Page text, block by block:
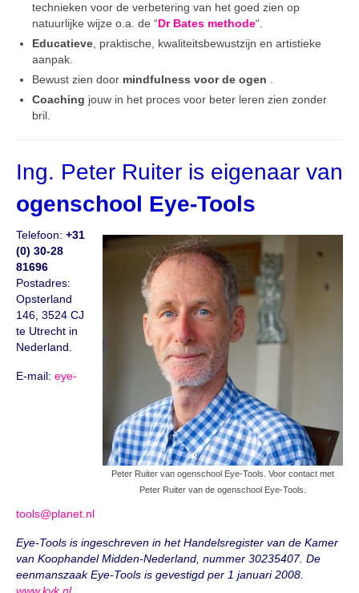
technieken voor de verbetering van het goed zien op
natuurlijke wijze o.a. de “Dr Bates methode“.
Educatieve , praktische, kwaliteitsbewustzijn en artistieke
aanpak.
Bewust zien door mindfulness voor de ogen
Coaching jouw in het proces voor beter leren zien zonder
bril.
Ing. Peter Ruiter is eigenaar van
ogenschool Eye-Tools
Peter Ruiter van ogenschool Eye-Tools. Voor contact met
Peter Ruiter van de ogenschool Eye-Tools.
Telefoon: +31
(0) 30-28
81696
Postadres:
Opsterland
146, 3524 CJ
te Utrecht in
Nederland.
E-mail: eye-
tools@planet.nl
Eye-Tools is ingeschreven in het Handelsregister van de Kamer
van Koophandel Midden-Nederland, nummer 30235407. De
eenmanszaak Eye-Tools is gevestigd per 1 januari 2008.
www.kvk.nl